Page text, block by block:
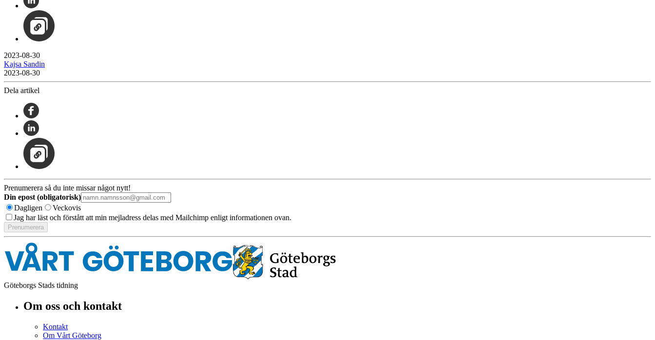
2023-08-30
Kajsa Sandin
2023-08-30
Dela artikel
Prenumerera så du inte missar något nytt!
Din epost (obligatorisk)
Dagligen
Veckovis
Jag har läst och förstått att min mejladress delas med Mailchimp enligt informationen ovan.
Göteborgs Stads tidning
Om oss och kontakt
Kontakt
Om Vårt Göteborg